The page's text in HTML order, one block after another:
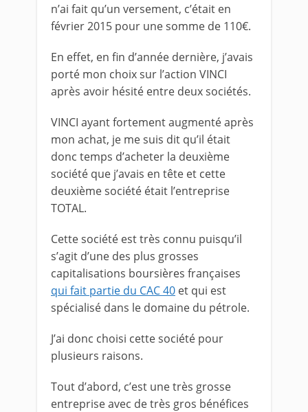
n’ai fait qu’un versement, c’était en
février 2015 pour une somme de 110€.
En effet, en fin d’année dernière, j’avais
porté mon choix sur l’action VINCI
après avoir hésité entre deux sociétés.
VINCI ayant fortement augmenté après
mon achat, je me suis dit qu’il était
donc temps d’acheter la deuxième
société que j’avais en tête et cette
deuxième société était l’entreprise
TOTAL.
Cette société est très connu puisqu’il
s’agit d’une des plus grosses
capitalisations boursières françaises
qui fait partie du CAC 40 et qui est
spécialisé dans le domaine du pétrole.
J’ai donc choisi cette société pour
plusieurs raisons.
Tout d’abord, c’est une très grosse
entreprise avec de très gros bénéfices